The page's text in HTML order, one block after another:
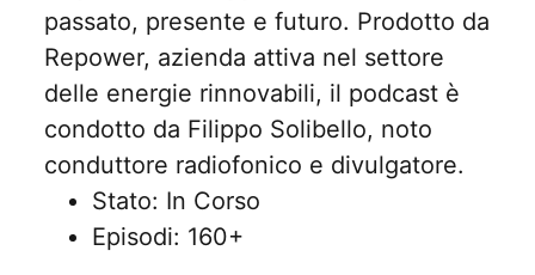
passato, presente e futuro. Prodotto da
Repower, azienda attiva nel settore
delle energie rinnovabili, il podcast è
condotto da Filippo Solibello, noto
conduttore radiofonico e divulgatore.
Stato: In Corso
Episodi: 160+